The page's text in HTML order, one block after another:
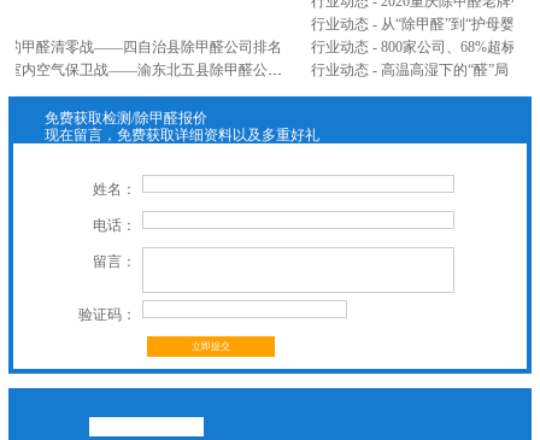
的甲醛清零战——四自治县除甲醛公司排名
公司新闻 - 忠县、云阳、奉节、巫山、巫溪五县联防篇：三峡库区腹地，打响室内空气保卫战——渝东北五县除甲醛公司排名
行业动态 - 从“除甲醛”到“护母婴”
行业动态 - 高温高湿下的“醛”局：
免费获取检测/除甲醛报价
现在留言，免费获取详细资料以及多重好礼
姓名：
电话：
留言：
验证码：
立即提交